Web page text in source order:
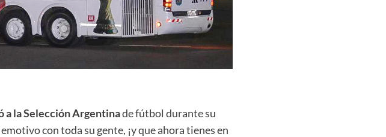
a la Selección Argentinade fútbol durante su
con toda su gente, ¡y que ahora tienes en